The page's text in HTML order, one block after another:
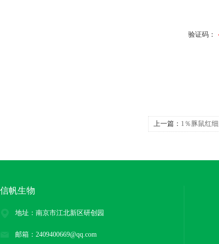
验证码：
上一篇： 1％豚鼠红
信帆生物
地址：南京市江北新区研创园
邮箱：2409400669@qq.com